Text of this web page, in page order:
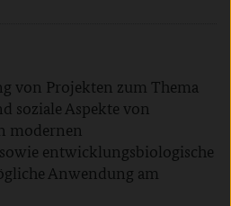
von Projekten zum Thema
soziale Aspekte von
modernen
entwicklungsbiologische
Anwendung am